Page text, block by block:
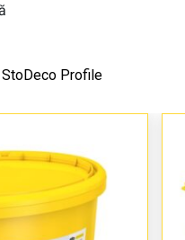
StoDeco Profile